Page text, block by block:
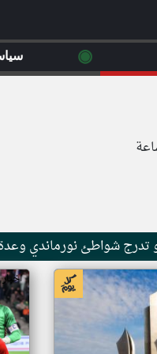
تدرج شواطئ نورماندي
◉